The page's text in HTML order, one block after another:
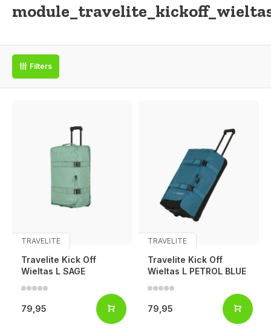
Filters
TRAVELITE
Travelite Kick Off
Wieltas L SAGE
79,95
TRAVELITE
Travelite Kick Off
Wieltas L PETROL BLUE
79,95